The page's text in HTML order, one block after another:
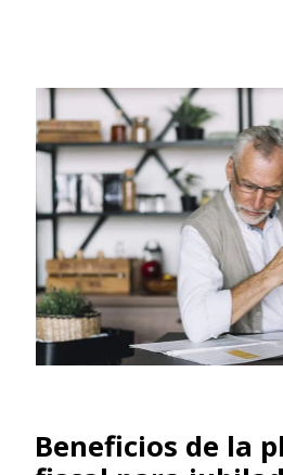
Beneficios de la